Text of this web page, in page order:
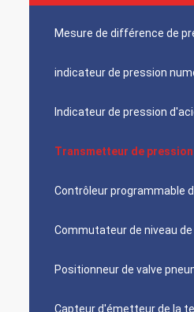
Mesure de différence de
indicateur de pression
Indicateur de pression
Transmetteur de
Contrôleur programmable
Commutateur de niveau
Positionneur de valve
Capteur d'émetteur de la